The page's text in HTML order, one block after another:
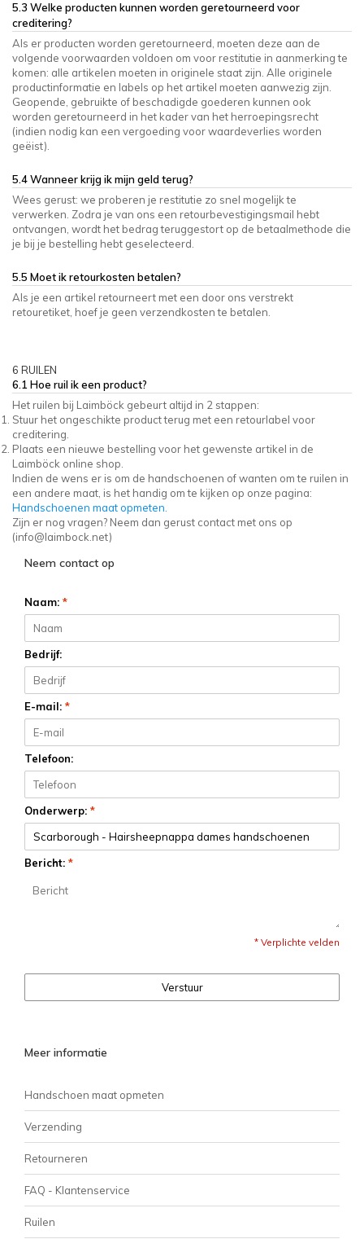
5.3 Welke producten kunnen worden geretourneerd voor
creditering?
Als er producten worden geretourneerd, moeten deze aan de
volgende voorwaarden voldoen om voor restitutie in aanmerking te
komen: alle artikelen moeten in originele staat zijn. Alle originele
productinformatie en labels op het artikel moeten aanwezig zijn.
Geopende, gebruikte of beschadigde goederen kunnen ook
worden geretourneerd in het kader van het herroepingsrecht
(indien nodig kan een vergoeding voor waardeverlies worden
geëist).
5.4 Wanneer krijg ik mijn geld terug?
Wees gerust: we proberen je restitutie zo snel mogelijk te
verwerken. Zodra je van ons een retourbevestigingsmail hebt
ontvangen, wordt het bedrag teruggestort op de betaalmethode die
je bij je bestelling hebt geselecteerd.
5.5 Moet ik retourkosten betalen?
Als je een artikel retourneert met een door ons verstrekt
retouretiket, hoef je geen verzendkosten te betalen.
6 RUILEN
6.1 Hoe ruil ik een product?
Het ruilen bij Laimböck gebeurt altijd in 2 stappen:
Stuur het ongeschikte product terug met een retourlabel voor
creditering.
Plaats een nieuwe bestelling voor het gewenste artikel in de
Laimböck online shop.
Indien de wens er is om de handschoenen of wanten om te ruilen in
een andere maat, is het handig om te kijken op onze pagina:
Handschoenen maat opmeten.
Zijn er nog vragen? Neem dan gerust contact met ons op
(info@laimbock.net)
Neem contact op
Naam: *
Bedrijf:
E-mail: *
Telefoon:
Onderwerp: *
Bericht: *
* Verplichte velden
Verstuur
Meer informatie
Handschoen maat opmeten
Verzending
Retourneren
FAQ - Klantenservice
Ruilen